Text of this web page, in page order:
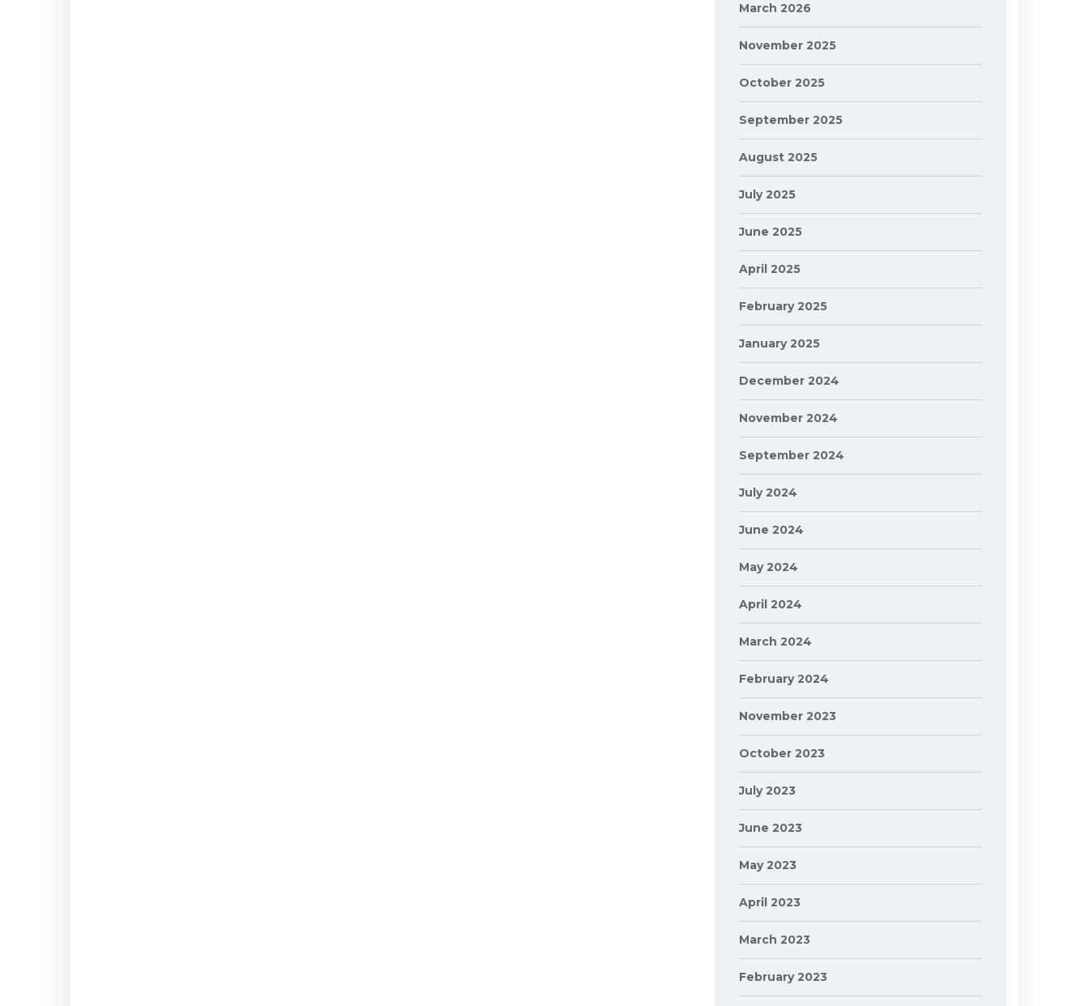
March 2026
November 2025
October 2025
September 2025
August 2025
July 2025
June 2025
April 2025
February 2025
January 2025
December 2024
November 2024
September 2024
July 2024
June 2024
May 2024
April 2024
March 2024
February 2024
November 2023
October 2023
July 2023
June 2023
May 2023
April 2023
March 2023
February 2023